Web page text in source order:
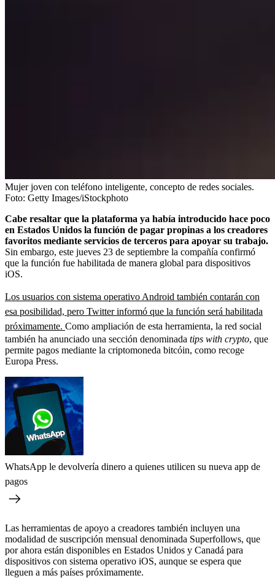
Mujer joven con teléfono inteligente, concepto de redes sociales.
Foto: Getty Images/iStockphoto
Cabe resaltar que la plataforma ya había introducido hace poco
en Estados Unidos la función de pagar propinas a los creadores
favoritos mediante servicios de terceros para apoyar su trabajo.
Sin embargo, este jueves 23 de septiembre la compañía confirmó
que la función fue habilitada de manera global para dispositivos
iOS.
Los usuarios con sistema operativo Android también contarán con
esa posibilidad, pero Twitter informó que la función será habilitada
próximamente. Como ampliación de esta herramienta, la red social
también ha anunciado una sección denominada tips with crypto, que
permite pagos mediante la criptomoneda bitcóin, como recoge
Europa Press.
WhatsApp le devolvería dinero a quienes utilicen su nueva app de
pagos
Las herramientas de apoyo a creadores también incluyen una
modalidad de suscripción mensual denominada Superfollows, que
por ahora están disponibles en Estados Unidos y Canadá para
dispositivos con sistema operativo iOS, aunque se espera que
lleguen a más países próximamente.